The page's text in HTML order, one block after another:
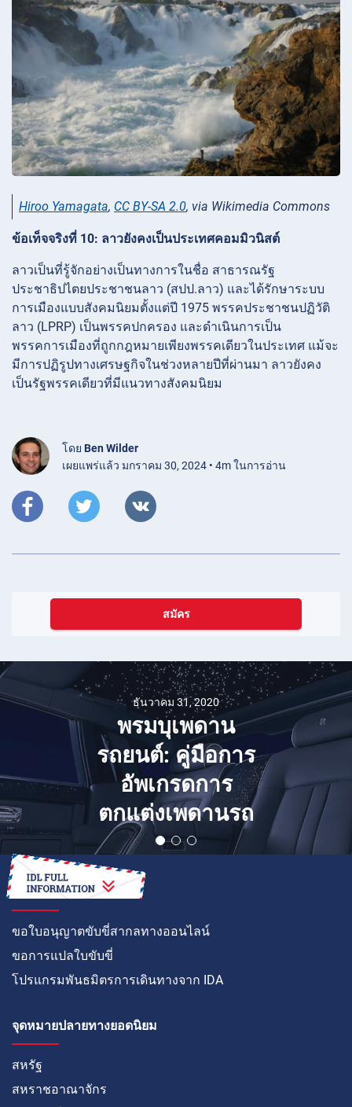
Hiroo Yamagata, CC BY-SA 2.0, via Wikimedia Commons
ข้อเท็จจริงที่ 10: ลาวยังคงเป็นประเทศคอมมิวนิสต์
ลาวเป็นที่รู้จักอย่างเป็นทางการในชื่อ สาธารณรัฐ
ประชาธิปไตยประชาชนลาว (สปป.ลาว) และได้รักษาระบบ
การเมืองแบบสังคมนิยมตั้งแต่ปี 1975 พรรคประชาชนปฏิวัติ
ลาว (LPRP) เป็นพรรคปกครอง และดำเนินการเป็น
พรรคการเมืองที่ถูกกฎหมายเพียงพรรคเดียวในประเทศ แม้จะ
มีการปฏิรูปทางเศรษฐกิจในช่วงหลายปีที่ผ่านมา ลาวยังคง
เป็นรัฐพรรคเดียวที่มีแนวทางสังคมนิยม
โดย Ben Wilder
เผยแพร่แล้ว มกราคม 30, 2024 • 4m ในการอ่าน
สมัคร
ธันวาคม 31, 2020
พรมบุเพดาน
รถยนต์: คู่มือการ
อัพเกรดการ
ตกแต่งเพดานรถ
วิธีการ
ขอใบอนุญาตขับขี่สากลทางออนไลน์
ขอการแปลใบขับขี่
โปรแกรมพันธมิตรการเดินทางจาก IDA
จุดหมายปลายทางยอดนิยม
สหรัฐ
สหราชอาณาจักร